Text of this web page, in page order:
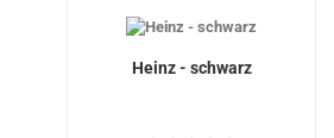
Heinz - schwarz